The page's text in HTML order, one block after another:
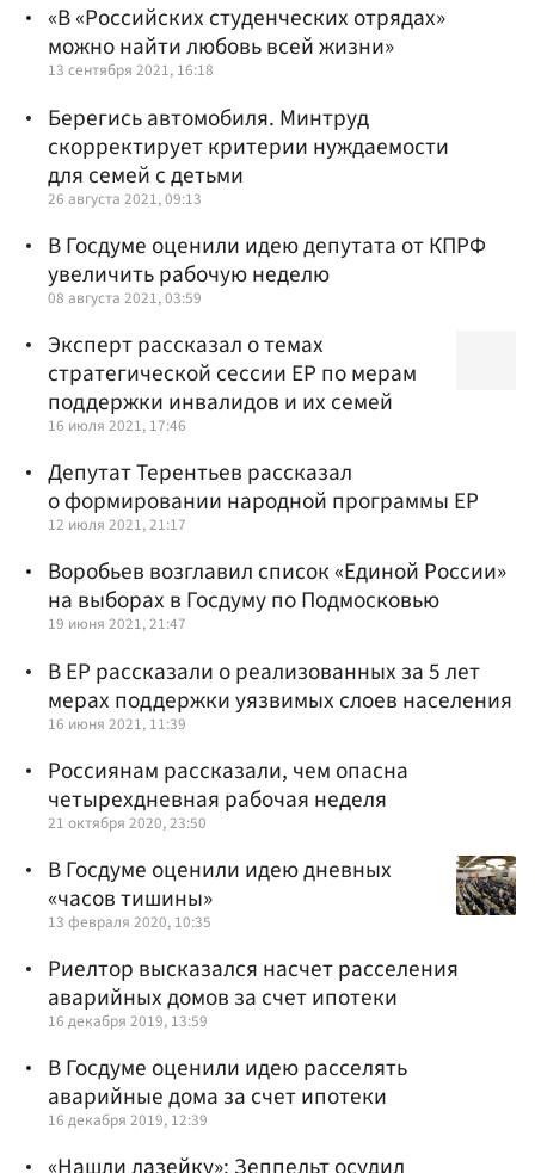
«В «Российских студенческих отрядах»
можно найти любовь всей жизни»
13 сентября 2021, 16:18
Берегись автомобиля. Минтруд
скорректирует критерии нуждаемости
для семей с детьми
26 августа 2021, 09:13
В Госдуме оценили идею депутата от КПРФ
увеличить рабочую неделю
08 августа 2021, 03:59
Эксперт рассказал о темах
стратегической сессии ЕР по мерам
поддержки инвалидов и их семей
16 июля 2021, 17:46
Депутат Терентьев рассказал
о формировании народной программы ЕР
12 июля 2021, 21:17
Воробьев возглавил список «Единой России»
на выборах в Госдуму по Подмосковью
19 июня 2021, 21:47
В ЕР рассказали о реализованных за 5 лет
мерах поддержки уязвимых слоев населения
16 июня 2021, 11:39
Россиянам рассказали, чем опасна
четырехдневная рабочая неделя
21 октября 2020, 23:50
В Госдуме оценили идею дневных
«часов тишины»
13 февраля 2020, 10:35
Риелтор высказался насчет расселения
аварийных домов за счет ипотеки
16 декабря 2019, 13:59
В Госдуме оценили идею расселять
аварийные дома за счет ипотеки
16 декабря 2019, 12:39